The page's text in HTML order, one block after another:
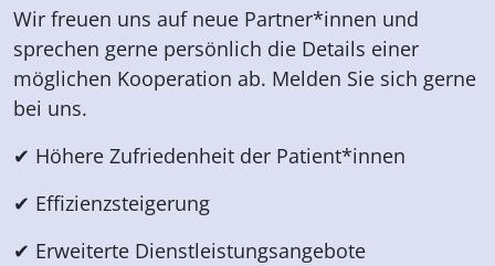
Wir freuen uns auf neue Partner*innen und
sprechen gerne persönlich die Details einer
möglichen Kooperation ab. Melden Sie sich gerne
bei uns.
✔ Höhere Zufriedenheit der Patient*innen
✔ Effizienzsteigerung
✔ Erweiterte Dienstleistungsangebote